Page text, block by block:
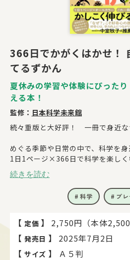
366日でかがくはかせ！
てるずかん
夏休みの学習や体験にぴった
える本！
監修： 日本科学未来館
続々重版と大好評！ 一冊で身近な
めぐる季節や日常の中で、科学を
1日1ページ×366日で科学を楽しく
その日・その時季に体験できる内容
学をリアルタイムで感じることがで
→「見つけられた！」、「なぜ？
主体的な学びや喜びを都度得ること
ラストも豊富なので、未就学児に
読書の枠を超えて、本書を通じて
画期的な一冊です！
続きを読む
科学 プ
【 定価 】
2,750円（本体2,500
【 発売日 】
2025年7月2日
【 サイズ 】
Ａ５判